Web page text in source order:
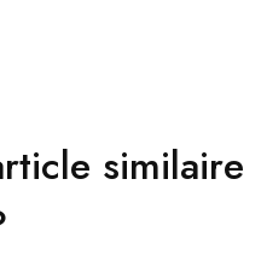
similaire